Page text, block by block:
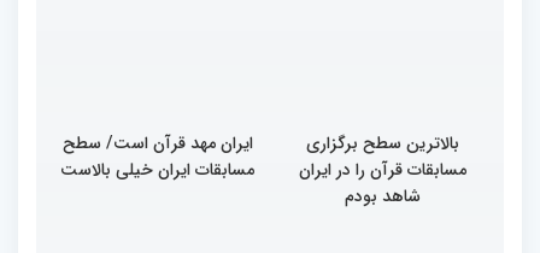
بالاترین سطح برگزاری
مسابقات قرآن را در ایران
شاهد بودم
ایران مهد قرآن است/ سطح
مسابقات ایران خیلی بالاست